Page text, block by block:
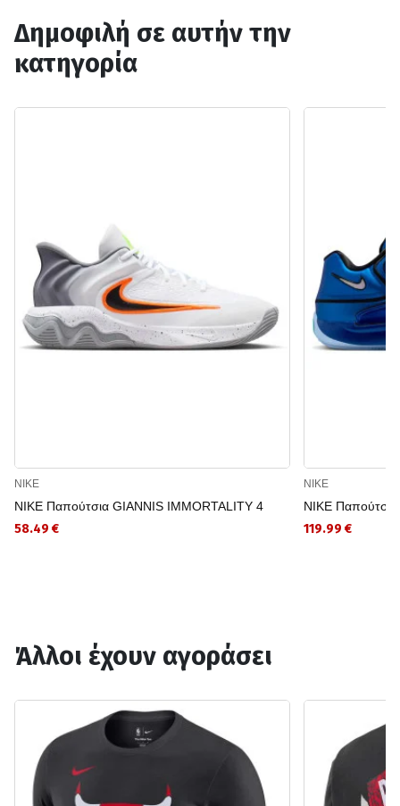
Δημοφιλή σε αυτήν την
κατηγορία
NIKE
NIKE Παπούτσια GIANNIS IMMORTALITY 4
58.49 €
NIKE
NIKE
119.99 €
Άλλοι έχουν αγοράσει